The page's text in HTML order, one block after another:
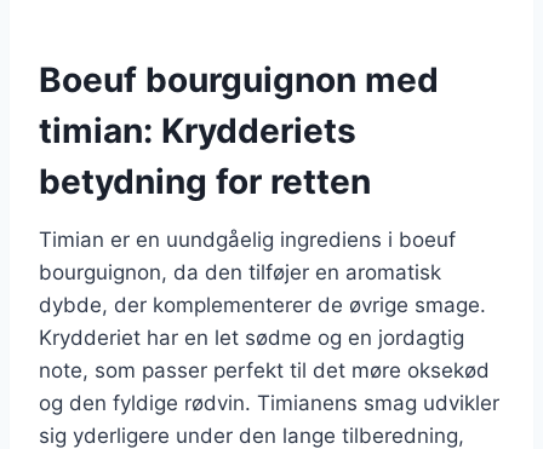
Boeuf bourguignon med
timian: Krydderiets
betydning for retten
Timian er en uundgåelig ingrediens i boeuf
bourguignon, da den tilføjer en aromatisk
dybde, der komplementerer de øvrige smage.
Krydderiet har en let sødme og en jordagtig
note, som passer perfekt til det møre oksekød
og den fyldige rødvin. Timianens smag udvikler
sig yderligere under den lange tilberedning,